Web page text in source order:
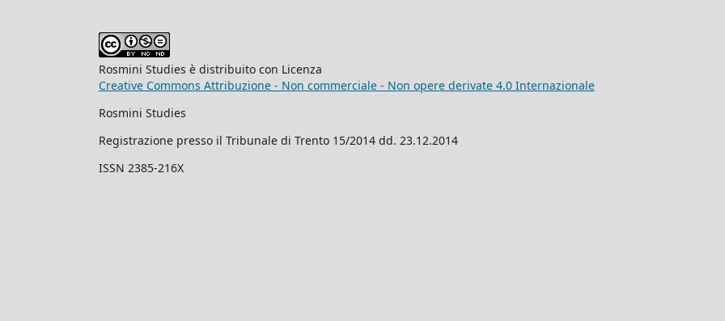
Rosmini Studies è distribuito con Licenza
Creative Commons Attribuzione - Non commerciale - Non opere derivate 4.0 Internazionale
Rosmini Studies
Registrazione presso il Tribunale di Trento 15/2014 dd. 23.12.2014
ISSN 2385-216X